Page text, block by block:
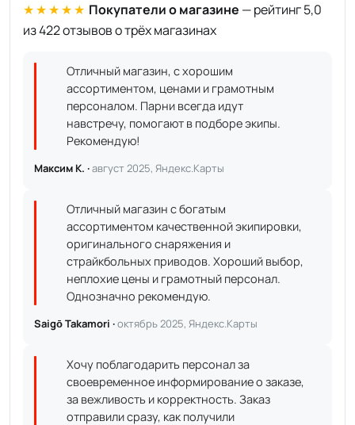
★★★★★ Покупатели о магазине — рейтинг 5,0
из 422 отзывов о трёх магазинах
Отличный магазин, с хорошим
ассортиментом, ценами и грамотным
персоналом. Парни всегда идут
навстречу, помогают в подборе экипы.
Рекомендую!
Максим К. ·август 2025, Яндекс.Карты
Отличный магазин с богатым
ассортиментом качественной экипировки,
оригинального снаряжения и
страйкбольных приводов. Хороший выбор,
неплохие цены и грамотный персонал.
Однозначно рекомендую.
Saigō Takamori ·октябрь 2025, Яндекс.Карты
Хочу поблагодарить персонал за
своевременное информирование о заказе,
за вежливость и корректность. Заказ
отправили сразу, как получили